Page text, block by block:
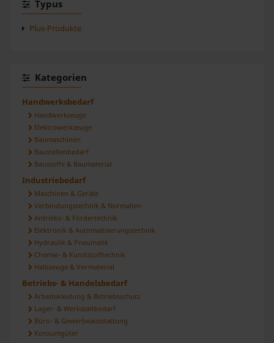
Typus
Plus-Produkte
Kategorien
Handwerksbedarf
Handwerkzeuge
Elektrowerkzeuge
Baumaschinen
Baustellenbedarf
Baustoffe & Baumaterial
Industriebedarf
Maschinen & Geräte
Verbindungstechnik & Normalien
Antriebs- & Fördertechnik
Elektronik & Automatisierungstechnik
Hydraulik & Pneumatik
Chemie- & Kunststofftechnik
Halbzeuge & Vormaterial
Betriebs- & Handelsbedarf
Arbeitskleidung & Betriebsschutz
Lager- & Werkstattbedarf
Büro- & Gewerbeausstattung
Konsumgüter